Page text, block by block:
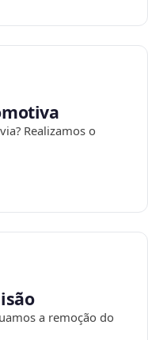
Realizamos o
a remoção do